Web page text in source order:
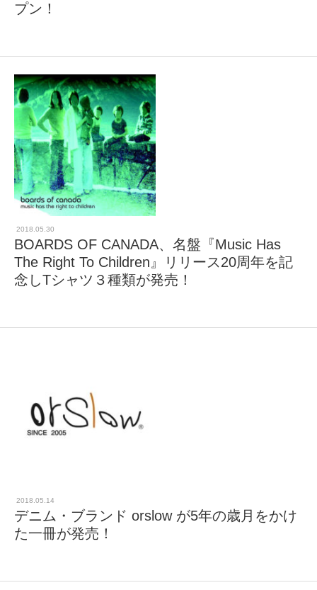
プン！
2018.05.30
BOARDS OF CANADA、名盤『Music Has
The Right To Children』リリース20周年を記
念しTシャツ３種類が発売！
2018.05.14
デニム・ブランド orslow が5年の歳月をかけ
た一冊が発売！